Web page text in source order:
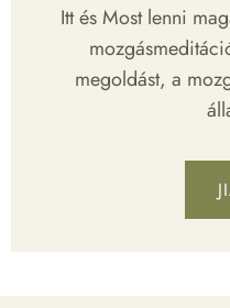
Itt és Most lenni
megoldást, a